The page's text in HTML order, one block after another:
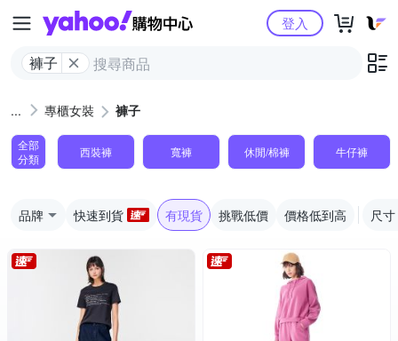
Yahoo購物中心
褲子
登入
專櫃女裝 褲子
全部
分類
西裝褲 寬褲 休閒/棉褲 牛仔褲
品牌 快速到貨 有現貨 挑戰低價 價格低到高 尺寸